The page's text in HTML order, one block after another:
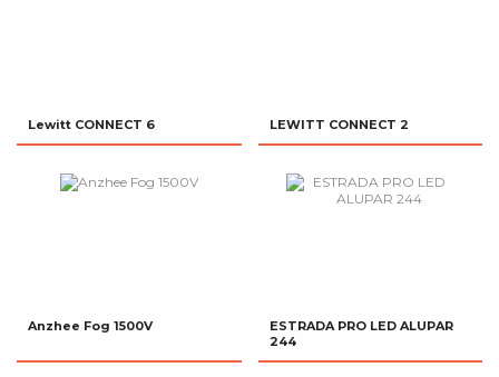
Lewitt CONNECT 6 LEWITT CONNECT 2
Anzhee Fog 1500V
ESTRADA PRO LED ALUPAR
244